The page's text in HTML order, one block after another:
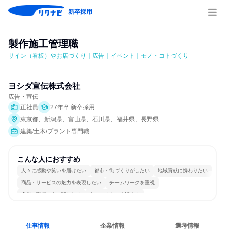
新卒採用
製作施工管理職
サイン（看板）やお店づくり｜広告｜イベント｜モノ・コトづくり
ヨシダ宣伝株式会社
広告・宣伝
正社員
27年卒 新卒採用
東京都、新潟県、富山県、石川県、福井県、長野県
建築/土木/プラント専門職
こんな人におすすめ
人々に感動や笑いを届けたい 都市・街づくりがしたい 地域貢献に携わりたい
商品・サービスの魅力を表現したい チームワークを重視
多様な職種の人と関われる 人とたくさん会話する
仕事情報 企業情報 選考情報